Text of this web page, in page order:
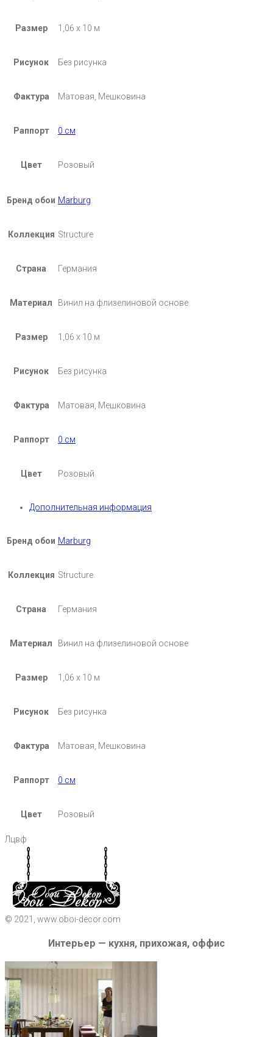
Размер 1,06 х 10 м
Рисунок Без рисунка
Фактура Матовая, Мешковина
Раппорт 0 см
Цвет Розовый
Бренд обои Marburg
Коллекция Structure
Страна Германия
Материал Винил на флизелиновой основе
Размер 1,06 х 10 м
Рисунок Без рисунка
Фактура Матовая, Мешковина
Раппорт 0 см
Цвет Розовый
Дополнительная информация
Бренд обои Marburg
Коллекция Structure
Страна Германия
Материал Винил на флизелиновой основе
Размер 1,06 х 10 м
Рисунок Без рисунка
Фактура Матовая, Мешковина
Раппорт 0 см
Цвет Розовый
Лцвф
© 2021, www.oboi-decor.com
Интерьер — кухня, прихожая, оффис